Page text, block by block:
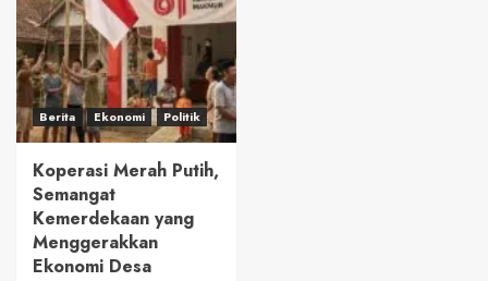
Berita Ekonomi Politik
Koperasi Merah Putih,
Semangat
Kemerdekaan yang
Menggerakkan
Ekonomi Desa